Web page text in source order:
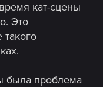
кат-сцены
Это
такого
была проблема